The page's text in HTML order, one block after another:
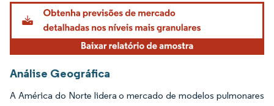
Análise Geográfica
A América do Norte lidera o mercado de modelos pulmonares